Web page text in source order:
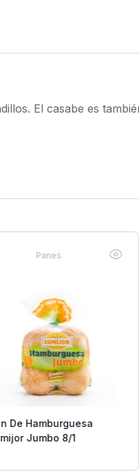
El casabe es
Panes
De Hamburguesa
Jumbo 8/1